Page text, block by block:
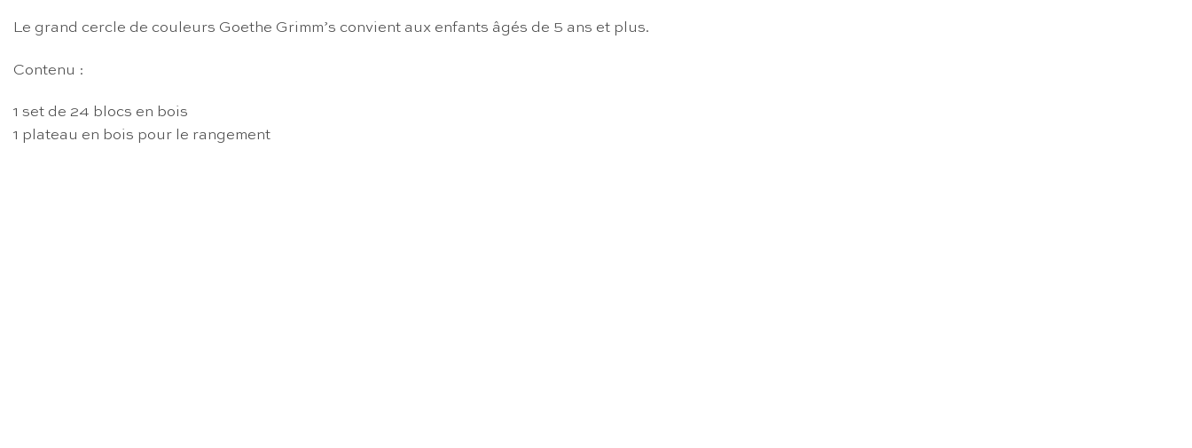
Le grand cercle de couleurs Goethe Grimm’s convient aux enfants âgés de 5 ans et plus.
Contenu :
1 set de 24 blocs en bois
1 plateau en bois pour le rangement